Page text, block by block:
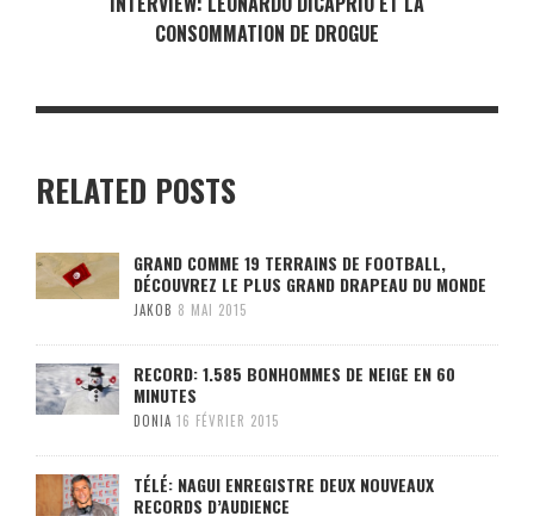
CONSOMMATION DE DROGUE
RELATED POSTS
GRAND COMME 19 TERRAINS DE FOOTBALL,
DÉCOUVREZ LE PLUS GRAND DRAPEAU DU MONDE
JAKOB 8 MAI 2015
RECORD: 1.585 BONHOMMES DE NEIGE EN 60
MINUTES
DONIA 16 FÉVRIER 2015
TÉLÉ: NAGUI ENREGISTRE DEUX NOUVEAUX
RECORDS D’AUDIENCE